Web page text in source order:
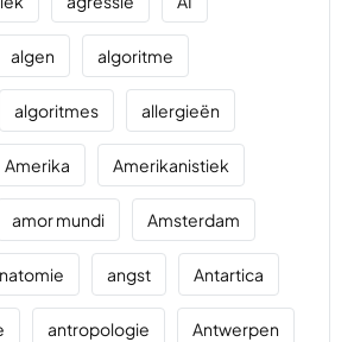
algen algoritme
algoritmes allergieën
Amerika Amerikanistiek
amor mundi Amsterdam
angst Antartica
antropologie Antwerpen